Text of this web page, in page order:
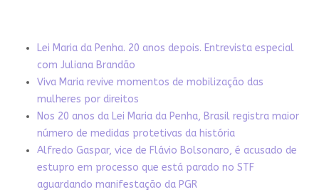
Lei Maria da Penha. 20 anos depois. Entrevista especial
com Juliana Brandão
Viva Maria revive momentos de mobilização das
mulheres por direitos
Nos 20 anos da Lei Maria da Penha, Brasil registra maior
número de medidas protetivas da história
Alfredo Gaspar, vice de Flávio Bolsonaro, é acusado de
estupro em processo que está parado no STF
aguardando manifestação da PGR